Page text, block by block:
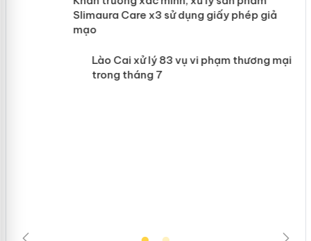
Slimaura Care x3 sử dụng giấy phép giả
mạo